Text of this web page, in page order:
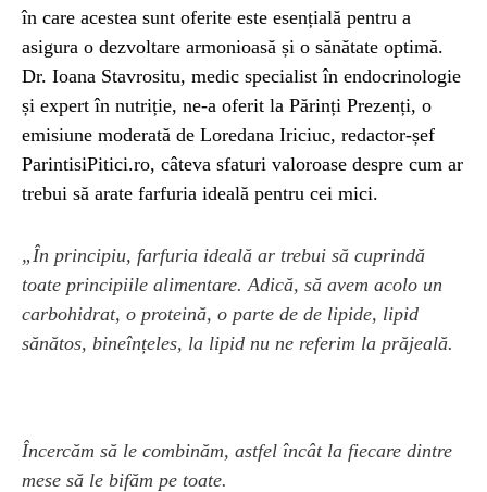
în care acestea sunt oferite este esențială pentru a
asigura o dezvoltare armonioasă și o sănătate optimă.
Dr. Ioana Stavrositu, medic specialist în endocrinologie
și expert în nutriție, ne-a oferit la Părinți Prezenți, o
emisiune moderată de Loredana Iriciuc, redactor-șef
ParintisiPitici.ro, câteva sfaturi valoroase despre cum ar
trebui să arate farfuria ideală pentru cei mici.
„În principiu, farfuria ideală ar trebui să cuprindă
toate principiile alimentare. Adică, să avem acolo un
carbohidrat, o proteină, o parte de de lipide, lipid
sănătos, bineînțeles, la lipid nu ne referim la prăjeală.
Încercăm să le combinăm, astfel încât la fiecare dintre
mese să le bifăm pe toate.